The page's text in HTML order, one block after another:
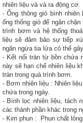
nhiên liệu và và ra động cơ.
- Ống thông gió bình
ống thống gió để ngăn
trình bơm và hệ thống
liệu sẽ đảm bảo sự tiếp
ngăn ngừa tia lửa có thể
- Kết nối tràn từ bồn chứa
này sẽ hạn chế nhiên liệu
tràn trong quá trình bơm.
- Bơm nhiên liệu : Nhiên
chứa trong ngày.
- Bình lọc nhiên liệu, tách
các thành phần khác trong
- Kim phun : Phun chất